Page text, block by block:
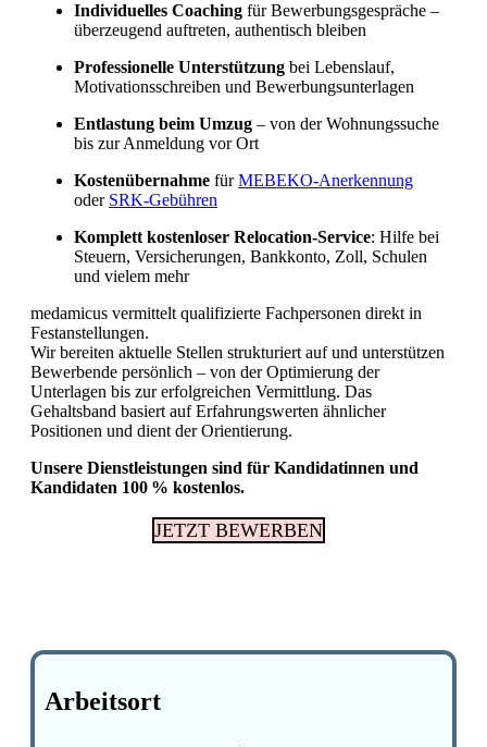
Fachkräftemangel in Gesundheitsberufen 2026
in der Schweiz: Herausforderungen und
Chancen
Individuelles Coaching für Bewerbungsgespräche –
überzeugend auftreten, authentisch bleiben
Professionelle Unterstützung bei Lebenslauf,
Motivationsschreiben und Bewerbungsunterlagen
Entlastung beim Umzug – von der Wohnungssuche
bis zur Anmeldung vor Ort
Kostenübernahme fürMEBEKO-Anerkennung
oder SRK-Gebühren
Komplett kostenloser Relocation-Service: Hilfe bei
Steuern, Versicherungen, Bankkonto, Zoll, Schulen
und vielem mehr
medamicus vermittelt qualifizierte Fachpersonen direkt in
Festanstellungen.
Wir bereiten aktuelle Stellen strukturiert auf und unterstützen
Bewerbende persönlich – von der Optimierung der
Unterlagen bis zur erfolgreichen Vermittlung. Das
Gehaltsband basiert auf Erfahrungswerten ähnlicher
Positionen und dient der Orientierung.
Unsere Dienstleistungen sind für Kandidatinnen und
Kandidaten 100 % kostenlos.
JETZT BEWERBEN
Arbeitsort